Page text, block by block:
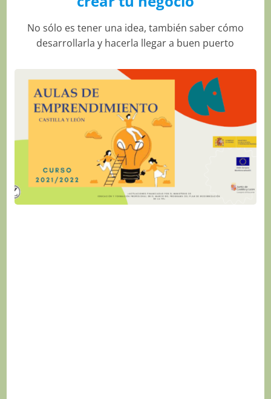
No sólo es tener una idea, también saber cómo
desarrollarla y hacerla llegar a buen puerto